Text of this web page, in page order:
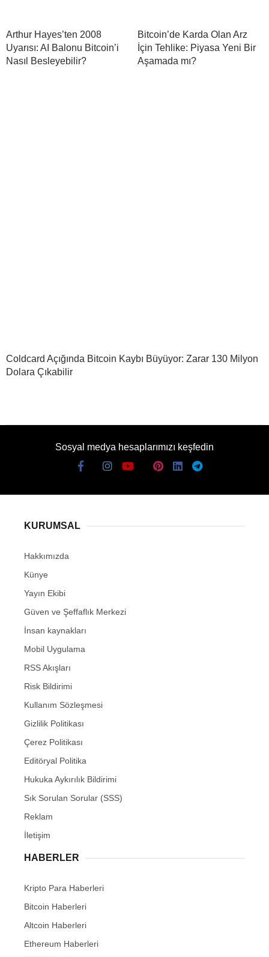
Arthur Hayes’ten 2008
Uyarısı: AI Balonu Bitcoin’i
Nasıl Besleyebilir?
Bitcoin’de Karda Olan Arz
İçin Tehlike: Piyasa Yeni Bir
Aşamada mı?
Coldcard Açığında Bitcoin Kaybı Büyüyor: Zarar 130 Milyon
Dolara Çıkabilir
Sosyal medya hesaplarımızı keşfedin
KURUMSAL
Hakkımızda
Künye
Yayın Ekibi
Güven ve Şeffaflık Merkezi
İnsan kaynakları
Mobil Uygulama
RSS Akışları
Risk Bildirimi
Kullanım Sözleşmesi
Gizlilik Politikası
Çerez Politikası
Editöryal Politika
Hukuka Aykırılık Bildirimi
Sık Sorulan Sorular (SSS)
Reklam
İletişim
HABERLER
Kripto Para Haberleri
Bitcoin Haberleri
Altcoin Haberleri
Ethereum Haberleri